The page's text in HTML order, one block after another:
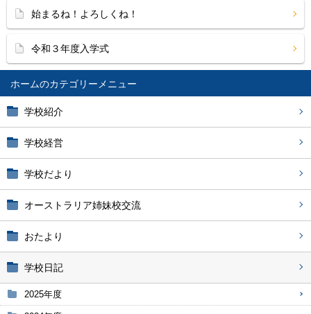
ホーム
学校紹介
学校経営
学校だより
オーストラリア姉妹校交流
おたより
学校日記
2025年度
始まるね！よろしくね！
令和３年度入学式